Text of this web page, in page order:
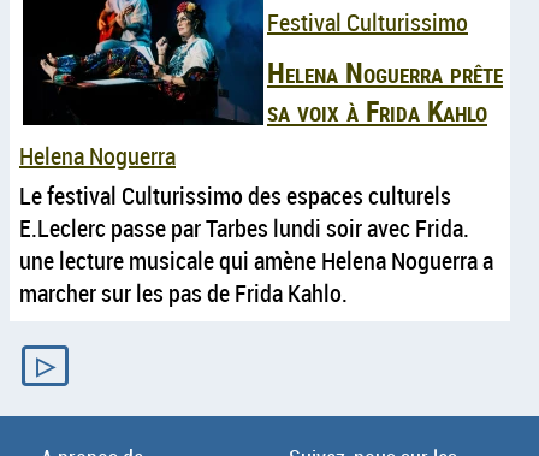
Festival Culturissimo
Helena Noguerra prête
sa voix à Frida Kahlo
Helena Noguerra
Le festival Culturissimo des espaces culturels
E.Leclerc passe par Tarbes lundi soir avec Frida.
une lecture musicale qui amène Helena Noguerra a
marcher sur les pas de Frida Kahlo.
▷